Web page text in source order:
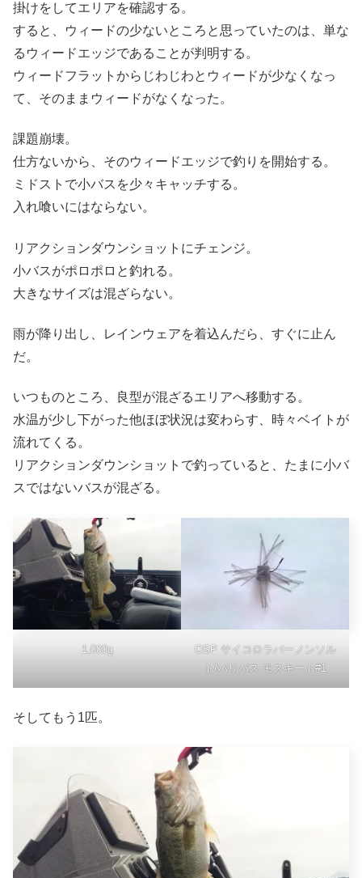
掛けをしてエリアを確認する。
すると、ウィードの少ないところと思っていたのは、単な
るウィードエッジであることが判明する。
ウィードフラットからじわじわとウィードが少なくなっ
て、そのままウィードがなくなった。
課題崩壊。
仕方ないから、そのウィードエッジで釣りを開始する。
ミドストで小バスを少々キャッチする。
入れ喰いにはならない。
リアクションダウンショットにチェンジ。
小バスがポロポロと釣れる。
大きなサイズは混ざらない。
雨が降り出し、レインウェアを着込んだら、すぐに止ん
だ。
いつものところ、良型が混ざるエリアへ移動する。
水温が少し下がった他ほぼ状況は変わらす、時々ベイトが
流れてくる。
リアクションダウンショットで釣っていると、たまに小バ
スではないバスが混ざる。
1,000g
OSP サイコロラバーノンソル
ト/バリバス モスキート#1
そしてもう1匹。